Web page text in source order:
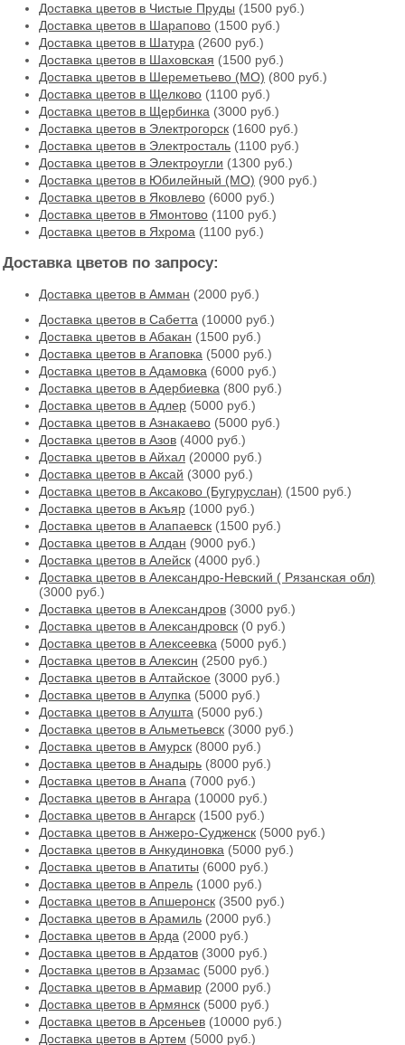
Доставка цветов в Чистые Пруды (1500 руб.)
Доставка цветов в Шарапово (1500 руб.)
Доставка цветов в Шатура (2600 руб.)
Доставка цветов в Шаховская (1500 руб.)
Доставка цветов в Шереметьево (МО) (800 руб.)
Доставка цветов в Щелково (1100 руб.)
Доставка цветов в Щербинка (3000 руб.)
Доставка цветов в Электрогорск (1600 руб.)
Доставка цветов в Электросталь (1100 руб.)
Доставка цветов в Электроугли (1300 руб.)
Доставка цветов в Юбилейный (МО) (900 руб.)
Доставка цветов в Яковлево (6000 руб.)
Доставка цветов в Ямонтово (1100 руб.)
Доставка цветов в Яхрома (1100 руб.)
Доставка цветов по запросу:
Доставка цветов в Амман (2000 руб.)
Доставка цветов в Cабетта (10000 руб.)
Доставка цветов в Абакан (1500 руб.)
Доставка цветов в Агаповка (5000 руб.)
Доставка цветов в Адамовка (6000 руб.)
Доставка цветов в Адербиевка (800 руб.)
Доставка цветов в Адлер (5000 руб.)
Доставка цветов в Азнакаево (5000 руб.)
Доставка цветов в Азов (4000 руб.)
Доставка цветов в Айхал (20000 руб.)
Доставка цветов в Аксай (3000 руб.)
Доставка цветов в Аксаково (Бугуруслан) (1500 руб.)
Доставка цветов в Акъяр (1000 руб.)
Доставка цветов в Алапаевск (1500 руб.)
Доставка цветов в Алдан (9000 руб.)
Доставка цветов в Алейск (4000 руб.)
Доставка цветов в Александро-Невский ( Рязанская обл)
(3000 руб.)
Доставка цветов в Александров (3000 руб.)
Доставка цветов в Александровск (0 руб.)
Доставка цветов в Алексеевка (5000 руб.)
Доставка цветов в Алексин (2500 руб.)
Доставка цветов в Алтайское (3000 руб.)
Доставка цветов в Алупка (5000 руб.)
Доставка цветов в Алушта (5000 руб.)
Доставка цветов в Альметьевск (3000 руб.)
Доставка цветов в Амурск (8000 руб.)
Доставка цветов в Анадырь (8000 руб.)
Доставка цветов в Анапа (7000 руб.)
Доставка цветов в Ангара (10000 руб.)
Доставка цветов в Ангарск (1500 руб.)
Доставка цветов в Анжеро-Судженск (5000 руб.)
Доставка цветов в Анкудиновка (5000 руб.)
Доставка цветов в Апатиты (6000 руб.)
Доставка цветов в Апрель (1000 руб.)
Доставка цветов в Апшеронск (3500 руб.)
Доставка цветов в Арамиль (2000 руб.)
Доставка цветов в Арда (2000 руб.)
Доставка цветов в Ардатов (3000 руб.)
Доставка цветов в Арзамас (5000 руб.)
Доставка цветов в Армавир (2000 руб.)
Доставка цветов в Армянск (5000 руб.)
Доставка цветов в Арсеньев (10000 руб.)
Доставка цветов в Артем (5000 руб.)